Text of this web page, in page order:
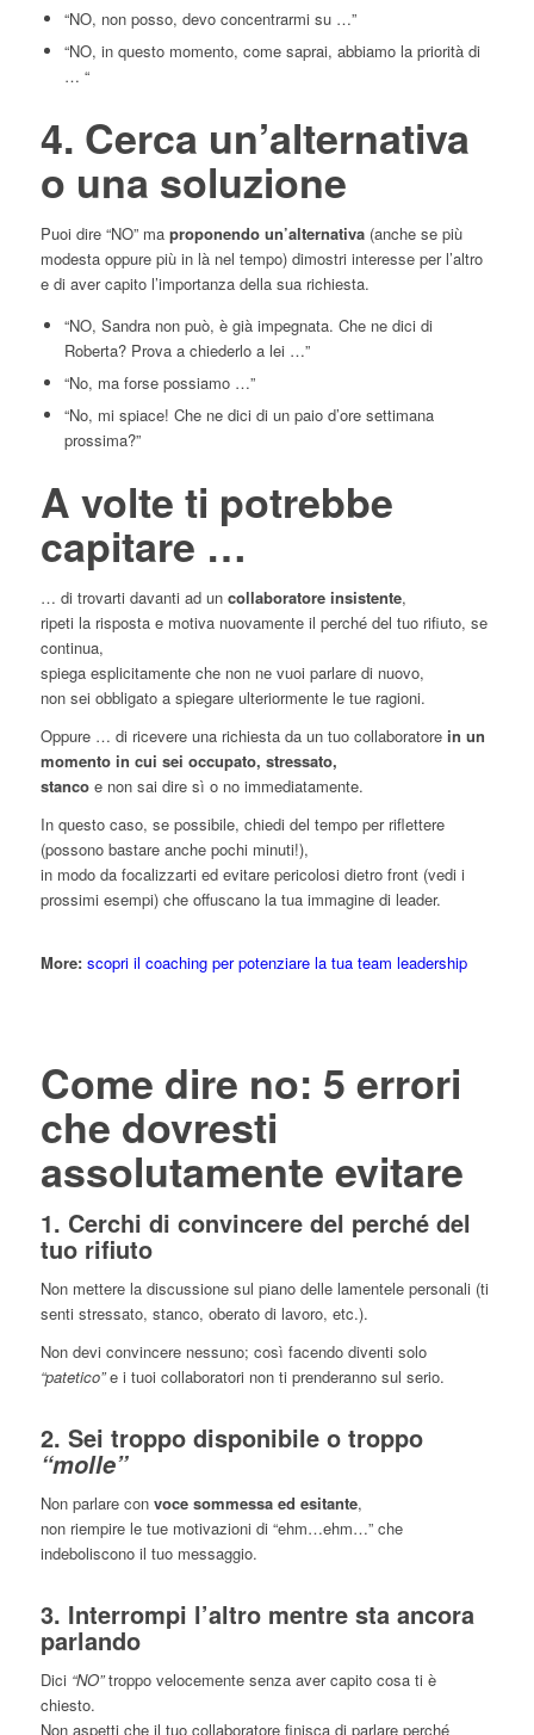
“NO, non posso, devo concentrarmi su …”
“NO, in questo momento, come saprai, abbiamo la priorità di
… “
4. Cerca un’alternativa
o una soluzione
Puoi dire “NO” maproponendo un’alternativa(anche se più
modesta oppure più in là nel tempo) dimostri interesse per l’altro
e di aver capito l’importanza della sua richiesta.
“NO, Sandra non può, è già impegnata. Che ne dici di
Roberta? Prova a chiederlo a lei …”
“No, ma forse possiamo …”
“No, mi spiace! Che ne dici di un paio d’ore settimana
prossima?”
A volte ti potrebbe
capitare …
… di trovarti davanti ad uncollaboratore insistente,
ripeti la risposta e motiva nuovamente il perché del tuo rifiuto, se
continua,
spiega esplicitamente che non ne vuoi parlare di nuovo,
non sei obbligato a spiegare ulteriormente le tue ragioni.
Oppure … di ricevere una richiesta da un tuo collaboratore in un
momento in cui sei occupato, stressato,
stancoe non sai dire sì o no immediatamente.
In questo caso, se possibile, chiedi del tempo per riflettere
(possono bastare anche pochi minuti!),
in modo da focalizzarti ed evitare pericolosi dietro front (vedi i
prossimi esempi) che offuscano la tua immagine di leader.
More:scopri il coaching per potenziare la tua team leadership
Come dire no: 5 errori
che dovresti
assolutamente evitare
1. Cerchi di convinceredel perché del
tuo rifiuto
Non mettere la discussione sul piano delle lamentele personali (ti
senti stressato, stanco, oberato di lavoro, etc.).
Non devi convincere nessuno; così facendo diventi solo
“patetico”e i tuoi collaboratori non ti prenderanno sul serio.
2. Sei troppo disponibile o troppo
“molle”
Non parlare con voce sommessa ed esitante,
non riempire le tue motivazioni di “ehm…ehm…” che
indeboliscono il tuo messaggio.
3. Interrompi l’altro mentre sta ancora
parlando
Dici “NO”troppo velocemente senza aver capito cosa ti è
chiesto.
Non aspetti che il tuo collaboratore finisca di parlare perché